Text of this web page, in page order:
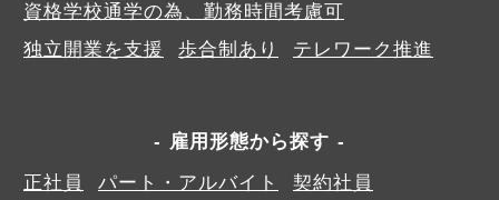
資格学校通学の為、勤務時間考慮可
独立開業を支援
歩合制あり テレワーク推進
雇用形態から探す
正社員
パート・アルバイト 契約社員